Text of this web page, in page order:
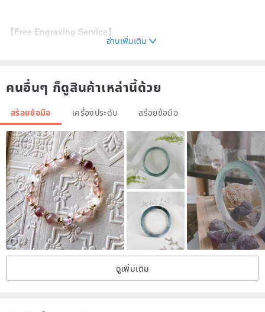
【Free Engraving Service】
If you would like to have custom engraving on the product, please
below. Otherwise, the products ordered will be regarded as non-
customized products. If the engraving details provided are not
sufficient, you will be contacted via Pinkoi message. If no reply is
received after 3 days, we will design the engraving for you. Please
be reminded that all engraved products will not accept returns or
exchanges.
▍Order Form
Name:
WhatsApp:
Email:
Font:
อ่านเพิ่มเติม
คนอื่นๆ ก็ดูสินค้าเหล่านี้ด้วย
สร้อยข้อมือ เครื่องประดับ สร้อยข้อมือ
ดูเพิ่มเติม